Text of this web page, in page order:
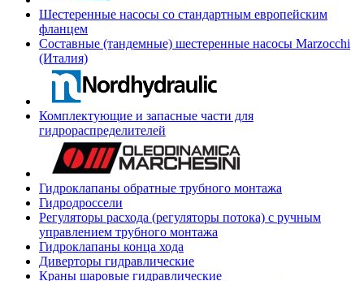
Шестеренные насосы со стандартным европейским
фланцем
Составные (тандемные) шестеренные насосы Marzocchi
(Италия)
Комплектующие и запасные части для
гидрораспределителей
Гидроклапаны обратные трубного монтажа
Гидродроссели
Регуляторы расхода (регуляторы потока) с ручным
управлением трубного монтажа
Гидроклапаны конца хода
Диверторы гидравлические
Краны шаровые гидравлические